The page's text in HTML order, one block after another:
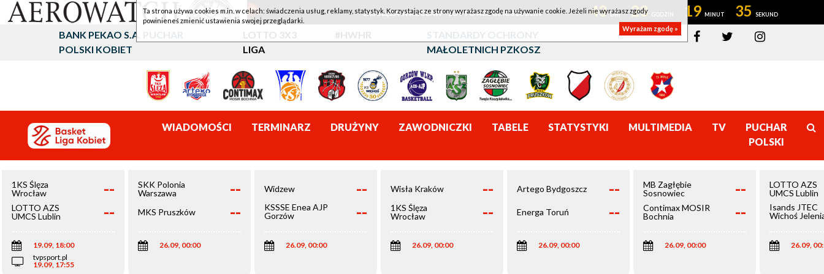
1KS ŚLĘZA WROCŁAW - LOTTO AZS UMCS LUBLIN 43 23 19 35
BANK PEKAO S.A. PUCHAR
POLSKI KOBIET
LOTTO 3X3
LIGA
#HWHR
STANDARDY OCHRONY
MAŁOLETNICH PZKOSZ
WIADOMOŚCI TERMINARZ DRUŻYNY ZAWODNICZKI TABELE STATYSTYKI MULTIMEDIA TV
PUCHAR
POLSKI
1KS Ślęza
Wrocław
--
LOTTO AZS
UMCS Lublin
--
19.09, 18:00
tvpsport.pl
19.09, 17:55
SKK Polonia
Warszawa
--
MKS Pruszków --
26.09, 00:00
Widzew --
KSSSE Enea AJP
Gorzów
--
26.09, 00:00
Wisła Kraków --
1KS Ślęza
Wrocław
--
26.09, 00:00
Artego Bydgoszcz --
Energa Toruń --
26.09, 00:00
MB Zagłębie
Sosnowiec
--
Contimax MOSIR
Bochnia
--
26.09, 00:00
LOTTO AZS
UMCS Lublin
Isands JTEC
Wichoś
26.09,
Ta strona używa cookies m.in. w celach: świadczenia usług, reklamy, statystyk. Korzystając ze strony wyrażasz zgodę na używanie cookie. Jeżeli nie wyrażasz zgody
powinieneś zmienić ustawienia swojej przeglądarki.
Wyrażam zgodę »